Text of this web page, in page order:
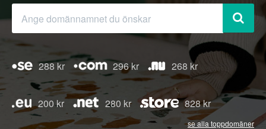
288 kr 296 kr 268 kr
200 kr 280 kr 828 kr
se alla toppdomäner